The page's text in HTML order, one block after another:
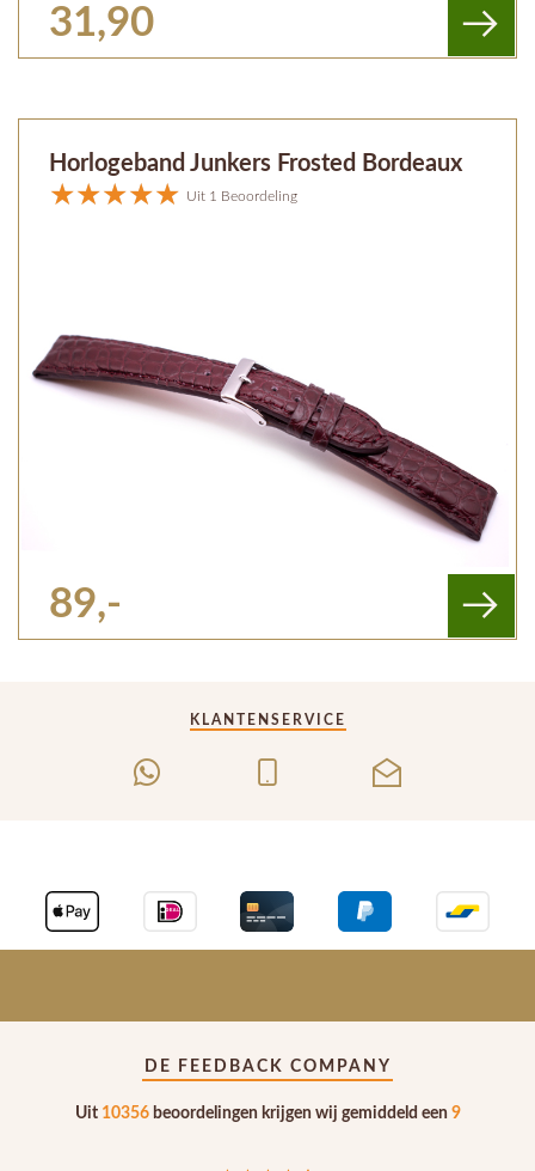
31,90
Horlogeband Junkers Frosted Bordeaux
Uit 1 Beoordeling
89,-
KLANTENSERVICE
DE FEEDBACK COMPANY
Uit 10356beoordelingen krijgen wij gemiddeld een 9